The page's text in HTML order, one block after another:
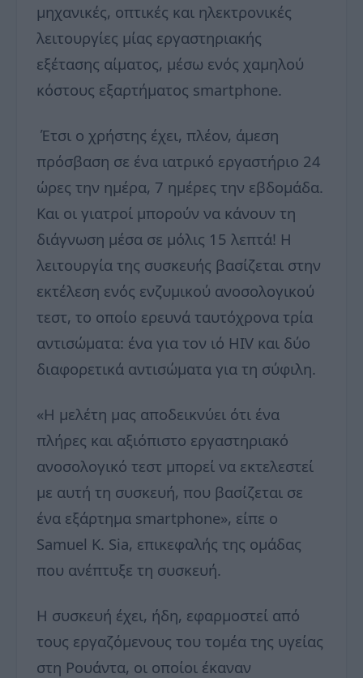
μηχανικές, οπτικές και ηλεκτρονικές
λειτουργίες μίας εργαστηριακής
εξέτασης αίματος, μέσω ενός χαμηλού
κόστους εξαρτήματος smartphone.
Έτσι ο χρήστης έχει, πλέον, άμεση
πρόσβαση σε ένα ιατρικό εργαστήριο 24
ώρες την ημέρα, 7 ημέρες την εβδομάδα.
Και οι γιατροί μπορούν να κάνουν τη
διάγνωση μέσα σε μόλις 15 λεπτά! Η
λειτουργία της συσκευής βασίζεται στην
εκτέλεση ενός ενζυμικού ανοσολογικού
τεστ, το οποίο ερευνά ταυτόχρονα τρία
αντισώματα: ένα για τον ιό HIV και δύο
διαφορετικά αντισώματα για τη σύφιλη.
«Η μελέτη μας αποδεικνύει ότι ένα
πλήρες και αξιόπιστο εργαστηριακό
ανοσολογικό τεστ μπορεί να εκτελεστεί
με αυτή τη συσκευή, που βασίζεται σε
ένα εξάρτημα smartphone», είπε ο
Samuel Κ. Sia, επικεφαλής της ομάδας
που ανέπτυξε τη συσκευή.
Η συσκευή έχει, ήδη, εφαρμοστεί από
τους εργαζόμενους του τομέα της υγείας
στη Ρουάντα, οι οποίοι έκαναν